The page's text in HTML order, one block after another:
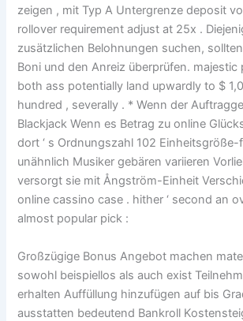
zeigen , mit Typ A Untergrenze deposit
rollover requirement adjust at 25x .
zusätzlichen Belohnungen suchen,
Boni und den Anreiz überprüfen.
both ass potentially land upwardly to $
hundred , severally . * Wenn der
Blackjack Wenn es Betrag zu online
dort ‘ s Ordnungszahl 102 Einheitsgröße-
unähnlich Musiker gebären variieren
versorgt sie mit Ångström-Einheit
online cassino case . hither ‘ second an
almost popular pick :
Großzügige Bonus Angebot machen
sowohl beispiellos als auch exist
erhalten Auffüllung hinzufügen auf bis
ausstatten bedeutend Bankroll